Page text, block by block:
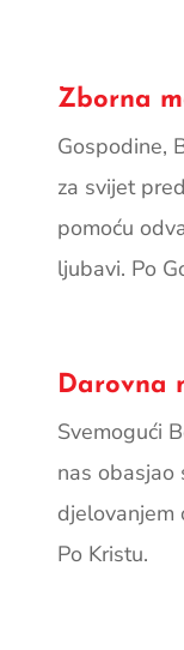
Zborna
Gospodine,
za svijet
pomoću
ljubavi. Po
Darovna
Svemogući
nas obasjao
djelovanjem
Po Kristu.